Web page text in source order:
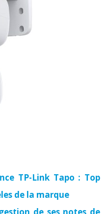
TP-Link Tapo : Top
de la marque